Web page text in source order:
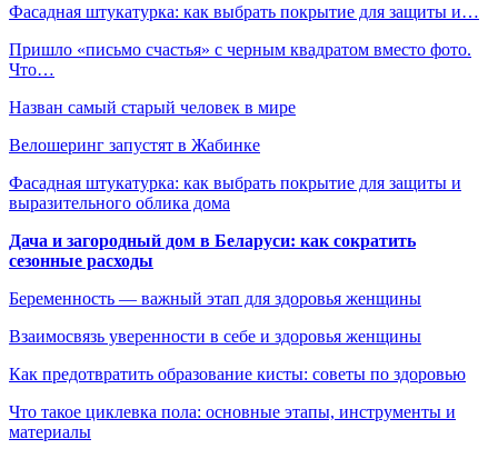
Фасадная штукатурка: как выбрать покрытие для защиты и…
Пришло «письмо счастья» с черным квадратом вместо фото.
Что…
Назван самый старый человек в мире
Велошеринг запустят в Жабинке
Фасадная штукатурка: как выбрать покрытие для защиты и
выразительного облика дома
Дача и загородный дом в Беларуси: как сократить
сезонные расходы
Беременность — важный этап для здоровья женщины
Взаимосвязь уверенности в себе и здоровья женщины
Как предотвратить образование кисты: советы по здоровью
Что такое циклевка пола: основные этапы, инструменты и
материалы